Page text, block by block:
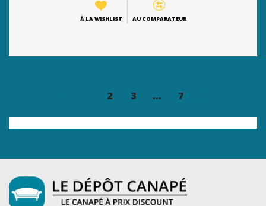
À LA WISHLIST AU COMPARATEUR
2 3 ... 7